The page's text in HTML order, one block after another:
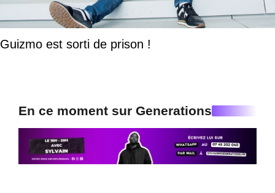
Guizmo est sorti de prison !
En ce moment sur Generations